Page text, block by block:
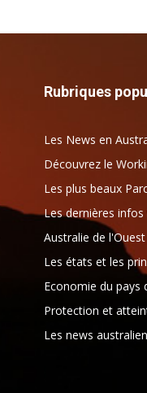
Rubriques
Les News en
Découvrez le
Les plus beaux
Les dernières infos
Australie de
Les états et les
Economie du pays
Protection et
Les news